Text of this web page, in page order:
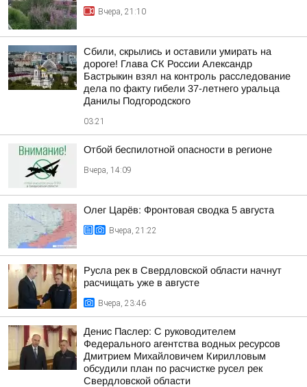
Вчера, 21:10
Сбили, скрылись и оставили умирать на
дороге! Глава СК России Александр
Бастрыкин взял на контроль расследование
дела по факту гибели 37-летнего уральца
Данилы Подгородского
03:21
Отбой беспилотной опасности в регионе
Вчера, 14:09
Олег Царёв: Фронтовая сводка 5 августа
Вчера, 21:22
Русла рек в Свердловской области начнут
расчищать уже в августе
Вчера, 23:46
Денис Паслер: С руководителем
Федерального агентства водных ресурсов
Дмитрием Михайловичем Кирилловым
обсудили план по расчистке русел рек
Свердловской области